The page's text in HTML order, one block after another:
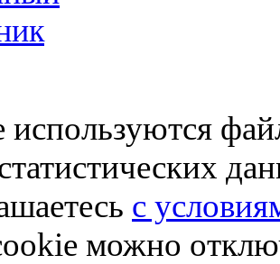
используются
с
можно